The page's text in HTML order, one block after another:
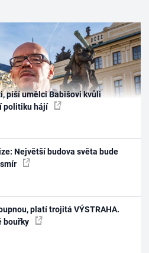
píší umělci Babišovi kvůli
politiku hájí
Největší budova světa bude
platí trojitá VÝSTRAHA.
bouřky